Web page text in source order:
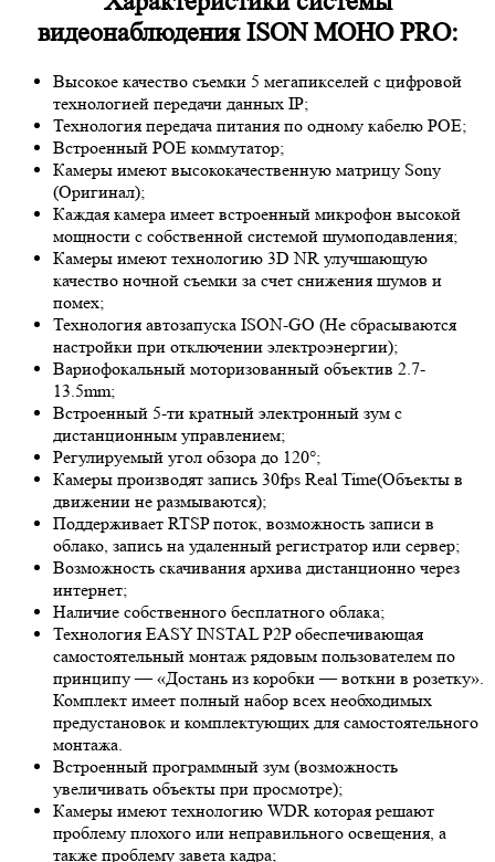
видеонаблюдения ISON MOHO PRO:
Высокое качество съемки 5 мегапикселей с цифровой
технологией передачи данных IP;
Технология передача питания по одному кабелю POE;
Встроенный POE коммутатор;
Камеры имеют высококачественную матрицу Sony
(Оригинал);
Каждая камера имеет встроенный микрофон высокой
мощности с собственной системой шумоподавления;
Камеры имеют технологию 3D NR улучшающую
качество ночной съемки за счет снижения шумов и
помех;
Технология автозапуска ISON-GO (Не сбрасываются
настройки при отключении электроэнергии);
Вариофокальный моторизованный объектив 2.7-
13.5mm;
Встроенный 5-ти кратный электронный зум с
дистанционным управлением;
Регулируемый угол обзора до 120°;
Камеры производят запись 30fps Real Time(Объекты в
движении не размываются);
Поддерживает RTSP поток, возможность записи в
облако, запись на удаленный регистратор или сервер;
Возможность скачивания архива дистанционно через
интернет;
Наличие собственного бесплатного облака;
Технология EASY INSTAL P2P обеспечивающая
самостоятельный монтаж рядовым пользователем по
принципу — «Достань из коробки — воткни в розетку».
Комплект имеет полный набор всех необходимых
предустановок и комплектующих для самостоятельного
монтажа.
Встроенный программный зум (возможность
увеличивать объекты при просмотре);
Камеры имеют технологию WDR которая решают
проблему плохого или неправильного освещения, а
также проблему завета кадра;